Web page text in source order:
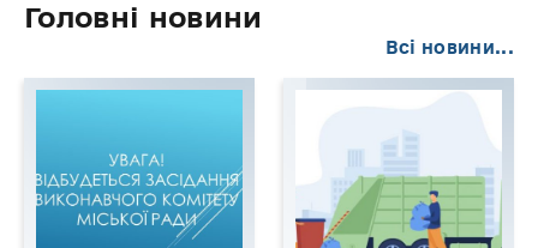
Головні новини
Всі новини...